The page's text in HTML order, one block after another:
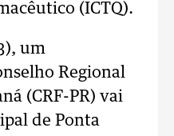
(ICTQ).
um
Regional
(CRF-PR) vai
de Ponta